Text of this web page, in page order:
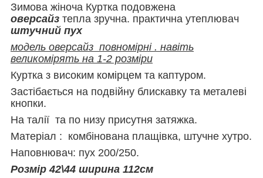
Зимова жіноча Куртка подовжена
оверсайз тепла зручна. практична утеплювач
штучний пух
модель оверсайз повномірні . навіть
великомірять на 1-2 розміри
Куртка з високим комірцем та каптуром.
Застібається на подвійну блискавку та металеві
кнопки.
На талії та по низу присутня затяжка.
Матеріал : комбінована плащівка, штучне хутро.
Наповнювач: пух 200/250.
Розмір 42\44 ширина 112см